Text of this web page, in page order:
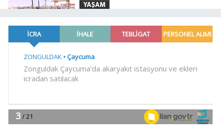
YAŞAM
gemi
18:52Türk Tarih Kurumu'ndan tarihi